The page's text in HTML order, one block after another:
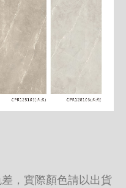
，實際顏色請以出貨